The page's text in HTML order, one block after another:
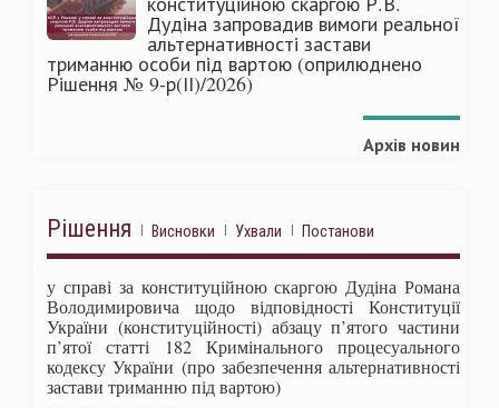
Дудіна запровадив вимоги реальної
альтернативності застави
триманню особи під вартою (оприлюднено
Рішення № 9-р(ІІ)/2026)
Архів новин
Рішення Висновки Ухвали Постанови
у справі за конституційною скаргою Дудіна Романа
Володимировича щодо відповідності Конституції
України (конституційності) абзацу п’ятого частини
п’ятої статті 182 Кримінального процесуального
кодексу України (про забезпечення альтернативності
застави триманню під вартою)